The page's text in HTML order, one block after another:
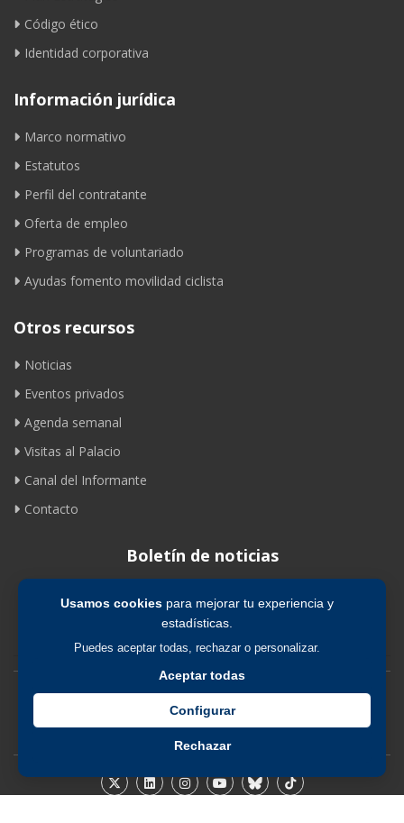
Usamos cookiespara mejorar tu experiencia y
estadísticas.
Puedes aceptar todas, rechazar o personalizar.
Aceptar todas
Configurar
Rechazar
Código ético
Identidad corporativa
Información jurídica
Marco normativo
Estatutos
Perfil del contratante
Oferta de empleo
Programas de voluntariado
Ayudas fomento movilidad ciclista
Otros recursos
Noticias
Eventos privados
Agenda semanal
Visitas al Palacio
Canal del Informante
Contacto
Boletín de noticias
Suscribirse
Avíso legal | Política de privacidad | Política de cookies